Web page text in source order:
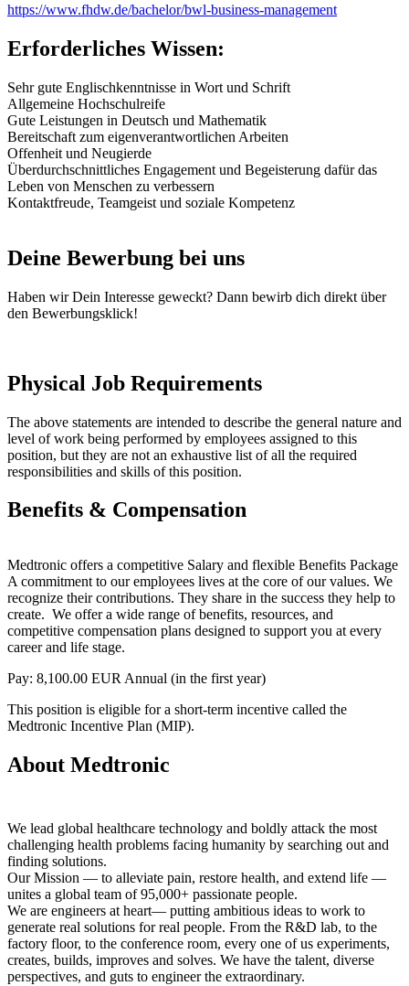
https://www.fhdw.de/bachelor/bwl-business-management
Erforderliches Wissen:
Sehr gute Englischkenntnisse in Wort und Schrift
Allgemeine Hochschulreife
Gute Leistungen in Deutsch und Mathematik
Bereitschaft zum eigenverantwortlichen Arbeiten
Offenheit und Neugierde
Überdurchschnittliches Engagement und Begeisterung dafür das
Leben von Menschen zu verbessern
Kontaktfreude, Teamgeist und soziale Kompetenz
Deine Bewerbung bei uns
Haben wir Dein Interesse geweckt? Dann bewirb dich direkt über
den Bewerbungsklick!
Physical Job Requirements
The above statements are intended to describe the general nature and
level of work being performed by employees assigned to this
position, but they are not an exhaustive list of all the required
responsibilities and skills of this position.
Benefits & Compensation
Medtronic offers a competitive Salary and flexible Benefits Package
A commitment to our employees lives at the core of our values. We
recognize their contributions. They share in the success they help to
create. We offer a wide range of benefits, resources, and
competitive compensation plans designed to support you at every
career and life stage.
Pay: 8,100.00 EUR Annual (in the first year)
This position is eligible for a short-term incentive called the
Medtronic Incentive Plan (MIP).
About Medtronic
We lead global healthcare technology and boldly attack the most
challenging health problems facing humanity by searching out and
finding solutions.
Our Mission — to alleviate pain, restore health, and extend life —
unites a global team of 95,000+ passionate people.
We are engineers at heart— putting ambitious ideas to work to
generate real solutions for real people. From the R&D lab, to the
factory floor, to the conference room, every one of us experiments,
creates, builds, improves and solves. We have the talent, diverse
perspectives, and guts to engineer the extraordinary.